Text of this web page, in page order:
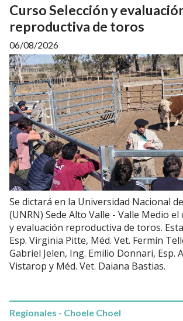
Curso Selección y
reproductiva de toros
06/08/2026
Se dictará en la Universidad Nacional
(UNRN) Sede Alto Valle - Valle Medio el
y evaluación reproductiva de toros.
Esp. Virginia Pitte, Méd. Vet. Fermín
Gabriel Jelen, Ing. Emilio Donnari, Esp.
Vistarop y Méd. Vet. Daiana Bastias.
Regionales - Choele Choel